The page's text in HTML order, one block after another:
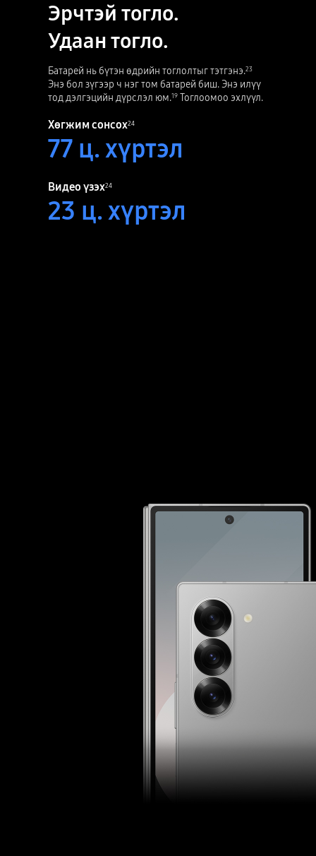
Эрчтэй тогло.
Удаан тогло.
Батарей нь бүтэн өдрийн тоглолтыг тэтгэнэ.23
Энэ бол зүгээр ч нэг том батарей биш. Энэ илүү
тод дэлгэцийн дүрслэл юм.19 Тоглоомоо эхлүүл.
Хөгжим сонсох24
77 ц. хүртэл
Видео үзэх24
23 ц. хүртэл